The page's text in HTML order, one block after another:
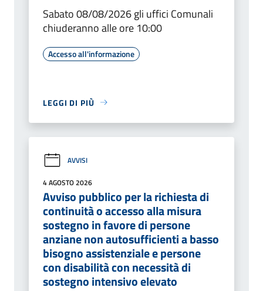
Sabato 08/08/2026 gli uffici Comunali
chiuderanno alle ore 10:00
Accesso all'informazione
LEGGI DI PIÙ
AVVISI
4 AGOSTO 2026
Avviso pubblico per la richiesta di
continuità o accesso alla misura
sostegno in favore di persone
anziane non autosufficienti a basso
bisogno assistenziale e persone
con disabilità con necessità di
sostegno intensivo elevato